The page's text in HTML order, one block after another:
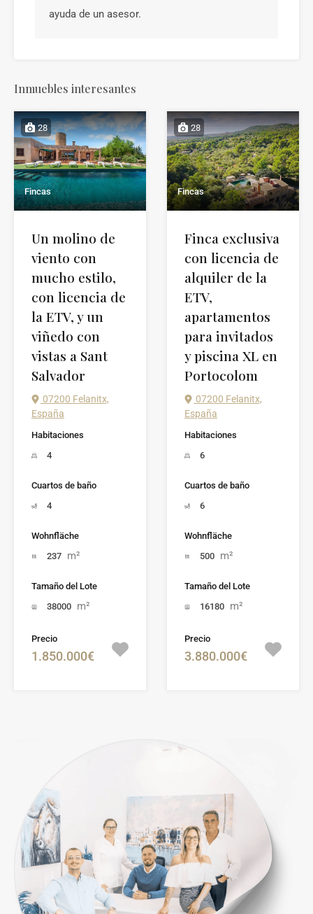
ayuda de un asesor.
Inmuebles interesantes
28
Fincas
Un molino de
viento con
mucho estilo,
con licencia de
la ETV, y un
viñedo con
vistas a Sant
Salvador
07200 Felanitx,
España
Habitaciones
4
Cuartos de baño
4
Wohnfläche
237 m²
Tamaño del Lote
38000 m²
Precio
1.850.000€
28
Fincas
Finca exclusiva
con licencia de
alquiler de la
ETV,
apartamentos
para invitados
y piscina XL en
Portocolom
07200 Felanitx,
España
Habitaciones
6
Cuartos de baño
6
Wohnfläche
500 m²
Tamaño del Lote
16180 m²
Precio
3.880.000€